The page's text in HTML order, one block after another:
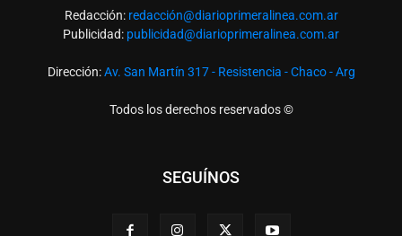
Redacción: redacción@diarioprimeralinea.com.ar
Publicidad: publicidad@diarioprimeralinea.com.ar
Dirección:Av. San Martín 317 - Resistencia - Chaco - Arg
Todos los derechos reservados ©
SEGUÍNOS